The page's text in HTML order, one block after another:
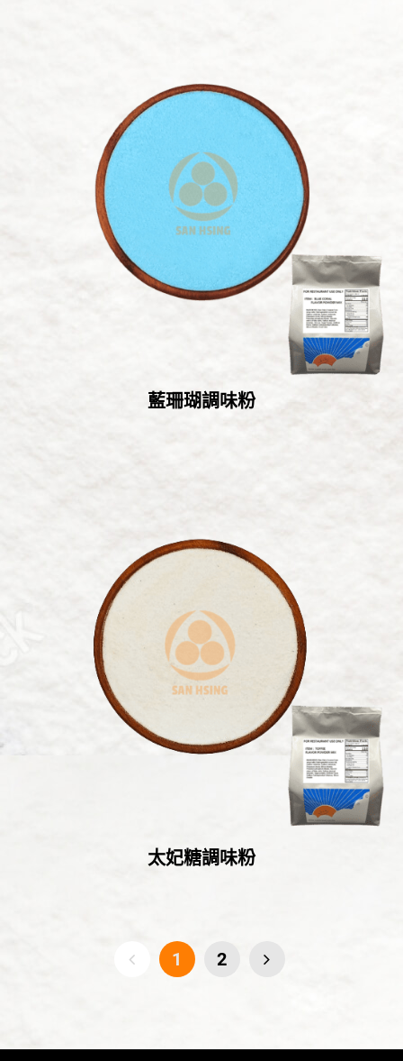
藍珊瑚調味粉
太妃糖調味粉
1 2